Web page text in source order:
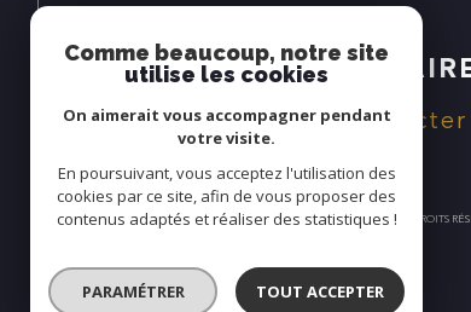
Espace
Se connecter
© 2026 | TOUS DROITS
Comme beaucoup, notre site
utilise les cookies
On aimerait vous accompagner pendant
votre visite.
En poursuivant, vous acceptez l'utilisation des
cookies par ce site, afin de vous proposer des
contenus adaptés et réaliser des statistiques !
PARAMÉTRER TOUT ACCEPTER